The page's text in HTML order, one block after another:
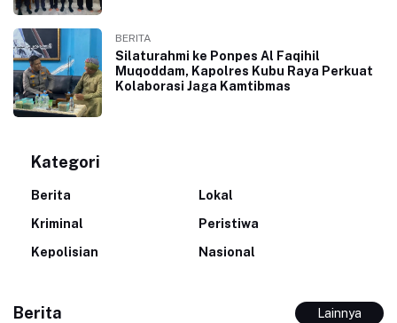
BERITA
Silaturahmi ke Ponpes Al Faqihil
Muqoddam, Kapolres Kubu Raya Perkuat
Kolaborasi Jaga Kamtibmas
Kategori
Berita
Lokal
Kriminal
Peristiwa
Kepolisian
Nasional
Berita Lainnya